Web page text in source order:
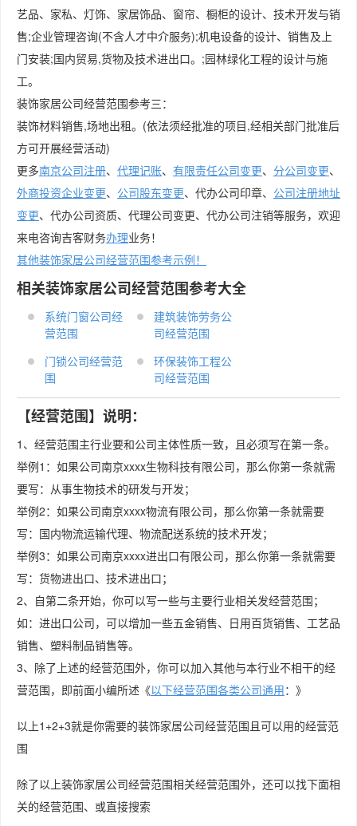
艺品、家私、灯饰、家居饰品、窗帘、橱柜的设计、技术开发与销
售;企业管理咨询(不含人才中介服务);机电设备的设计、销售及上
门安装;国内贸易,货物及技术进出口。;园林绿化工程的设计与施
工。
装饰家居公司经营范围参考三：
装饰材料销售,场地出租。(依法须经批准的项目,经相关部门批准后
方可开展经营活动)
更多南京公司注册、 代理记账、 有限责任公司变更、 分公司变更、
外商投资企业变更、 公司股东变更、代办公司印章、 公司注册地址
变更、代办公司资质、代理公司变更、代办公司注销等服务，欢迎
来电咨询吉客财务办理业务！
其他装饰家居公司经营范围参考示例！
相关装饰家居公司经营范围参考大全
系统门窗公司经
营范围
建筑装饰劳务公
司经营范围
门锁公司经营范
围
环保装饰工程公
司经营范围
【经营范围】说明：
1、经营范围主行业要和公司主体性质一致，且必须写在第一条。
举例1：如果公司南京xxxx生物科技有限公司，那么你第一条就需
要写：从事生物技术的研发与开发；
举例2：如果公司南京xxxx物流有限公司，那么你第一条就需要
写：国内物流运输代理、物流配送系统的技术开发；
举例3：如果公司南京xxxx进出口有限公司，那么你第一条就需要
写：货物进出口、技术进出口；
2、自第二条开始，你可以写一些与主要行业相关发经营范围；
如：进出口公司，可以增加一些五金销售、日用百货销售、工艺品
销售、塑料制品销售等。
3、除了上述的经营范围外，你可以加入其他与本行业不相干的经
营范围，即前面小编所述《以下经营范围各类公司通用：》
以上1+2+3就是你需要的装饰家居公司经营范围且可以用的经营范
围
除了以上装饰家居公司经营范围相关经营范围外，还可以找下面相
关的经营范围、或直接搜索